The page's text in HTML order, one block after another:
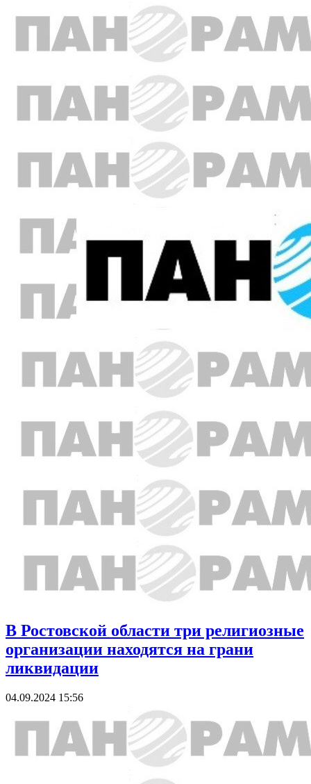
В Ростовской области три религиозные
организации находятся на грани
ликвидации
04.09.2024 15:56